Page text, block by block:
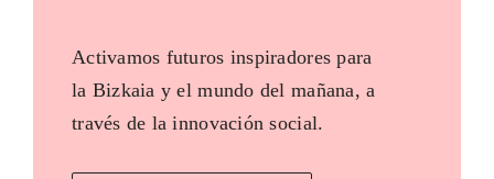
Activamos futuros inspiradores para
la Bizkaia y el mundo del mañana, a
través de la innovación social.